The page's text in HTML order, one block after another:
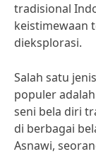
tradisional
keistimewaan
dieksplorasi.
Salah satu
populer
seni bela diri
di berbagai
Asnawi,